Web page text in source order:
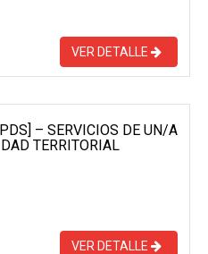
VER DETALLE
– SERVICIOS DE UN/A
TERRITORIAL
VER DETALLE